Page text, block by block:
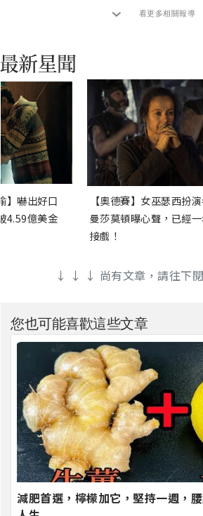
看更多相關報導
】嚇出好口
4.59億美金
【奧德賽】女巫瑟西扮
曼莎莫頓曝心聲，已經
接戲！
↓ ↓ ↓ 尚有文章，請往下
您也可能喜歡這些文章
減肥首選，檸檬加它，堅持一週，